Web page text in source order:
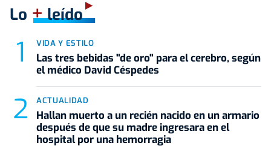
Lo +leído
VIDA Y ESTILO
Las tres bebidas "de oro" para el cerebro, según
el médico David Céspedes
ACTUALIDAD
Hallan muerto a un recién nacido en un armario
después de que su madre ingresara en el
hospital por una hemorragia